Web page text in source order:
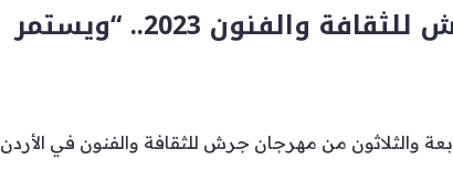
مهرجان جرش للثقافة والفنون 2023.. “ويستمر
والثلاثون من مهرجان جرش للثقافة والفنون في الأردن